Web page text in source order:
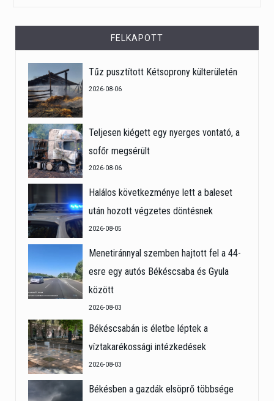
FELKAPOTT
Tűz pusztított Kétsoprony külterületén
2026-08-06
Teljesen kiégett egy nyerges vontató, a
sofőr megsérült
2026-08-06
Halálos következménye lett a baleset
után hozott végzetes döntésnek
2026-08-05
Menetiránnyal szemben hajtott fel a 44-
esre egy autós Békéscsaba és Gyula
között
2026-08-03
Békéscsabán is életbe léptek a
víztakarékossági intézkedések
2026-08-03
Békésben a gazdák elsöprő többsége